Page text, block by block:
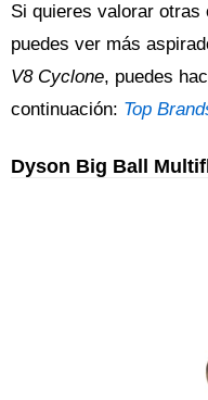
Si quieres valorar otras
puedes ver más
V8 Cyclone, puedes
continuación: Top
Dyson Big Ball